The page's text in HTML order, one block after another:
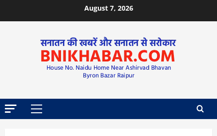
August 7, 2026